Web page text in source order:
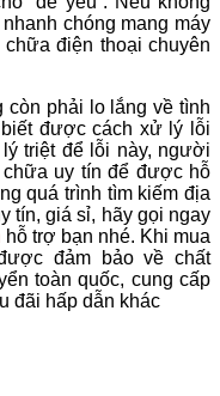
chóng mang máy
điện thoại chuyên
còn phải lo lắng về tình
được cách xử lý lỗi
triệt để lỗi này, người
uy tín để được hỗ
quá trình tìm kiếm địa
tín, giá sỉ, hãy gọi ngay
hỗ trợ bạn nhé. Khi mua
đảm bảo về chất
toàn quốc, cung cấp
đãi hấp dẫn khác